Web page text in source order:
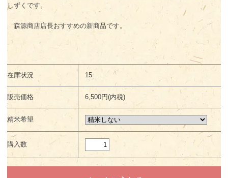
しずくです。
森源商店店長おすすめの新商品です。
在庫状況 15
販売価格 6,500円(内税)
精米希望
購入数